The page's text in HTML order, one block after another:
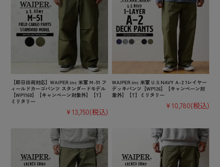
【即日出荷対応】WAIPER.inc 米軍 M-51 フ
ィールドカーゴパンツ スタンダードモデル
【WP1160】【キャンペーン対象外】【T】
ミリタリー
¥13,750(税込)
WAIPER.inc 米軍 U.S.NAVY A-2 1レイヤー
デッキパンツ【WP126】【キャンペーン対
象外】【T】ミリタリー
¥10,780(税込)